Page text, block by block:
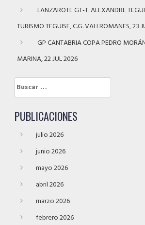
LANZAROTE GT-T. ALEXANDRE
TURISMO TEGUISE, C.G. VALLROMANES, 23
GP CANTABRIA COPA PEDRO
MARINA, 22 JUL 2026
Buscar:
PUBLICACIONES
julio 2026
junio 2026
mayo 2026
abril 2026
marzo 2026
febrero 2026